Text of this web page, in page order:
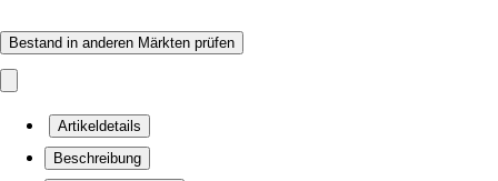
Bestand in anderen Märkten prüfen
Artikeldetails
Beschreibung